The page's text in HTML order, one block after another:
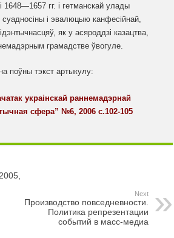
1648—1657 гг. і гетманскай улады
і эвалюцыю канфесійнай,
як у асяроддзі казацтва,
грамадстве ўвогуле.
поўны тэкст артыкулу:
украінскай раннемадэрнай
сфера” №6, 2006 с.102-105
Next
Производство повседневности.
Политика репрезентации
событий в масс-медиа